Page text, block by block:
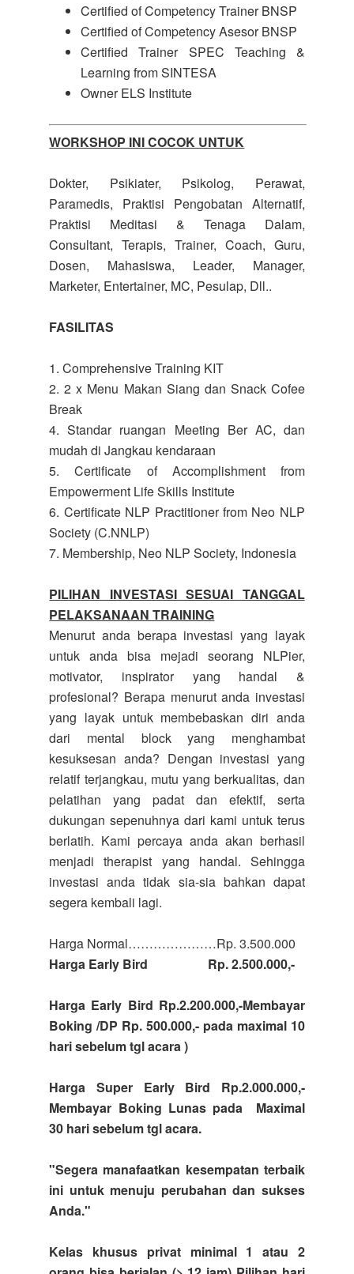
Certified of Competency Trainer BNSP
Certified of Competency Asesor BNSP
Certified Trainer SPEC Teaching &
Learning from SINTESA
Owner ELS Institute
WORKSHOP INI COCOK UNTUK
Dokter, Psikiater, Psikolog, Perawat,
Paramedis, Praktisi Pengobatan Alternatif,
Praktisi Meditasi & Tenaga Dalam,
Consultant, Terapis, Trainer, Coach, Guru,
Dosen, Mahasiswa, Leader, Manager,
Marketer, Entertainer, MC, Pesulap, Dll..
FASILITAS
1. Comprehensive Training KIT
2. 2 x Menu Makan Siang dan Snack Cofee
Break
4. Standar ruangan Meeting Ber AC, dan
mudah di Jangkau kendaraan
5. Certificate of Accomplishment from
Empowerment Life Skills Institute
6. Certificate NLP Practitioner from Neo NLP
Society (C.NNLP)
7. Membership, Neo NLP Society, Indonesia
PILIHAN INVESTASI SESUAI TANGGAL
PELAKSANAAN TRAINING
Menurut anda berapa investasi yang layak
untuk anda bisa mejadi seorang NLPier,
motivator, inspirator yang handal &
profesional? Berapa menurut anda investasi
yang layak untuk membebaskan diri anda
dari mental block yang menghambat
kesuksesan anda? Dengan investasi yang
relatif terjangkau, mutu yang berkualitas, dan
pelatihan yang padat dan efektif, serta
dukungan sepenuhnya dari kami untuk terus
berlatih. Kami percaya anda akan berhasil
menjadi therapist yang handal. Sehingga
investasi anda tidak sia-sia bahkan dapat
segera kembali lagi.
Harga Normal…………………Rp. 3.500.000
Harga Early Bird Rp. 2.500.000,-
Harga Early Bird Rp.2.200.000,-Membayar
Boking /DP Rp. 500.000,- pada maximal 10
hari sebelum tgl acara )
Harga Super Early Bird Rp.2.000.000,-
Membayar Boking Lunas pada Maximal
30 hari sebelum tgl acara.
"Segera manafaatkan kesempatan terbaik
ini untuk menuju perubahan dan sukses
Anda."
Kelas khusus privatminimal 1 atau 2